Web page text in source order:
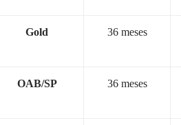
Gold 36 meses
OAB/SP 36 meses